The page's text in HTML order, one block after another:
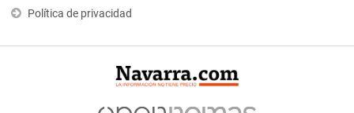
Política de privacidad